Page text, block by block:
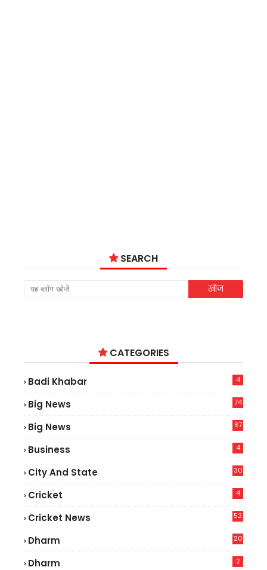
SEARCH
CATEGORIES
Badi Khabar 4
Big News
74
Big News
87
Business 4
City And State 30
Cricket 4
Cricket News
52
Dharm 20
Dharm 2